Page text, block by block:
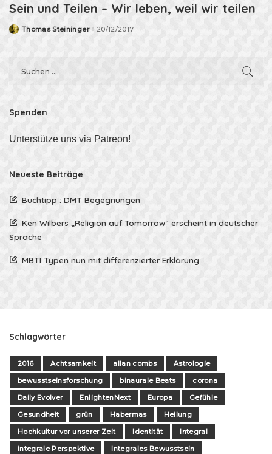
Sein und Teilen – Wir leben, weil wir teilen
PostedThomas Steininger 20/12/2017
Spenden
Unterstütze uns via Patreon!
Neueste Beiträge
Buchtipp : DMT Begegnungen
Ken Wilbers „Religion auf Tomorrow“ erscheint in deutscher
Sprache
MBTI Typen nun mit differenzierter Erklärung
Schlagwörter
2016 Achtsamkeit allan combs
Astrologie
bewusstseinsforschung
binaurale Beats
corona
Daily Evolver
EnlightenNext Europa
Gefühle
Gesundheit
grün Habermas
Heilung
Hochkultur vor unserer Zeit
Identität
Integral
integrale Perspektive
Integrales Bewusstsein